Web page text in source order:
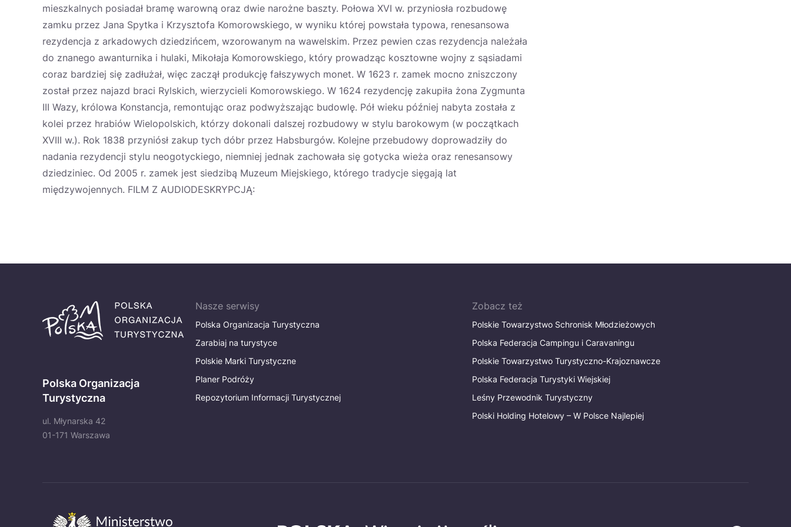
mieszkalnych posiadał bramę warowną oraz dwie narożne baszty. Połowa XVI w. przyniosła rozbudowę
zamku przez Jana Spytka i Krzysztofa Komorowskiego, w wyniku której powstała typowa, renesansowa
rezydencja z arkadowych dziedzińcem, wzorowanym na wawelskim. Przez pewien czas rezydencja należała
do znanego awanturnika i hulaki, Mikołaja Komorowskiego, który prowadząc kosztowne wojny z sąsiadami
coraz bardziej się zadłużał, więc zaczął produkcję fałszywych monet. W 1623 r. zamek mocno zniszczony
został przez najazd braci Rylskich, wierzycieli Komorowskiego. W 1624 rezydencję zakupiła żona Zygmunta
III Wazy, królowa Konstancja, remontując oraz podwyższając budowlę. Pół wieku później nabyta została z
kolei przez hrabiów Wielopolskich, którzy dokonali dalszej rozbudowy w stylu barokowym (w początkach
XVIII w.). Rok 1838 przyniósł zakup tych dóbr przez Habsburgów. Kolejne przebudowy doprowadziły do
nadania rezydencji stylu neogotyckiego, niemniej jednak zachowała się gotycka wieża oraz renesansowy
dziedziniec. Od 2005 r. zamek jest siedzibą Muzeum Miejskiego, którego tradycje sięgają lat
międzywojennych. FILM Z AUDIODESKRYPCJĄ:
Polska Organizacja
Turystyczna
ul. Młynarska 42
01-171 Warszawa
Nasze serwisy
Polska Organizacja Turystyczna
Zarabiaj na turystyce
Polskie Marki Turystyczne
Planer Podróży
Repozytorium Informacji Turystycznej
Zobacz też
Polskie Towarzystwo Schronisk Młodzieżowych
Polska Federacja Campingu i Caravaningu
Polskie Towarzystwo Turystyczno-Krajoznawcze
Polska Federacja Turystyki Wiejskiej
Leśny Przewodnik Turystyczny
Polski Holding Hotelowy – W Polsce Najlepiej